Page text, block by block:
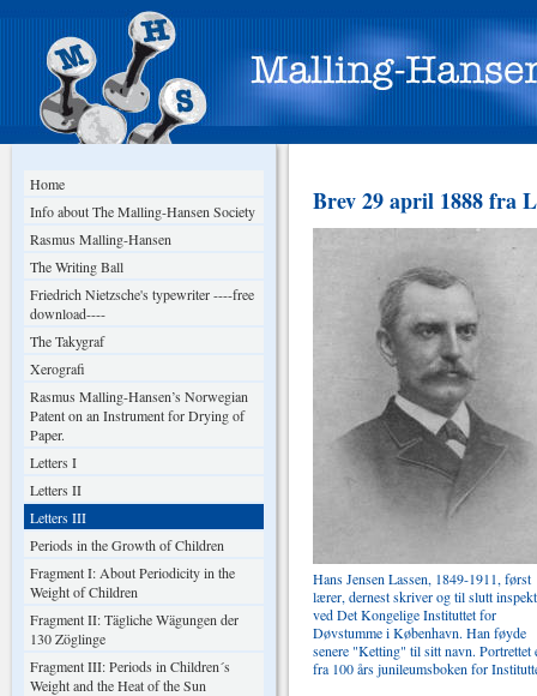
Home
Info about The Malling-Hansen Society
Rasmus Malling-Hansen
The Writing Ball
Friedrich Nietzsche's typewriter ----free
download----
The Takygraf
Xerografi
Rasmus Malling-Hansen’s Norwegian
Patent on an Instrument for Drying of
Paper.
Letters I
Letters II
Letters III
Periods in the Growth of Children
Fragment I: About Periodicity in the
Weight of Children
Fragment II: Tägliche Wägungen der
130 Zöglinge
Fragment III: Periods in Children´s
Weight and the Heat of the Sun
Brev 29 april 1888 fra
Hans Jensen Lassen, 1849-1911, først
lærer, dernest skriver og til slutt
ved Det Kongelige Instituttet for
Døvstumme i København. Han føyde
senere "Ketting" til sitt navn. Portrettet
fra 100 års junileumsboken for